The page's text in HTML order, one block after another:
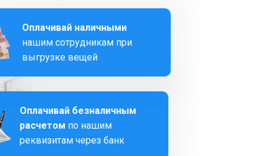
Оплачивай безналичным
расчетом по нашим
реквизитам через банк
Оплачивай наличными
нашим сотрудникам при
выгрузке вещей